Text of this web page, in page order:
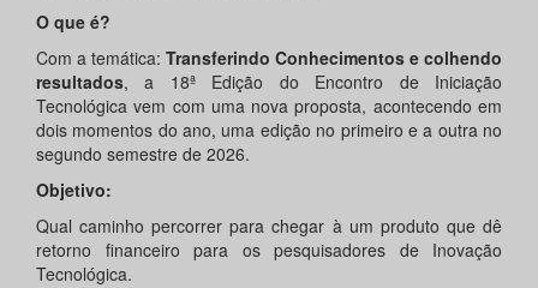
O que é?
Com a temática: Transferindo Conhecimentos e colhendo
resultados, a 18ª Edição do Encontro de Iniciação
Tecnológica vem com uma nova proposta, acontecendo em
dois momentos do ano, uma edição no primeiro e a outra no
segundo semestre de 2026.
Objetivo:
Qual caminho percorrer para chegar à um produto que dê
retorno financeiro para os pesquisadores de Inovação
Tecnológica.